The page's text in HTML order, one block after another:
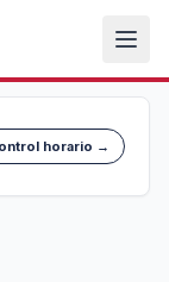
horario →